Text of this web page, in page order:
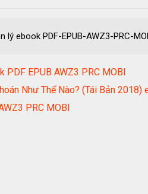
lý ebook PDF-EPUB-AWZ3-PRC-
PDF EPUB AWZ3 PRC MOBI
Như Thế Nào? (Tái Bản 2018)
PRC MOBI